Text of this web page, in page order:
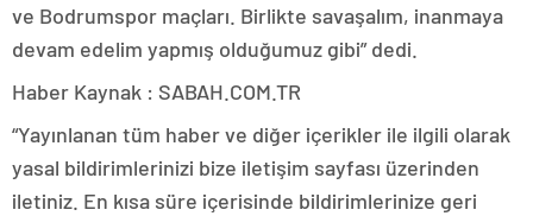
ve Bodrumspor maçları. Birlikte savaşalım, inanmaya
devam edelim yapmış olduğumuz gibi” dedi.
Haber Kaynak : SABAH.COM.TR
“Yayınlanan tüm haber ve diğer içerikler ile ilgili olarak
yasal bildirimlerinizi bize iletişim sayfası üzerinden
iletiniz. En kısa süre içerisinde bildirimlerinize geri